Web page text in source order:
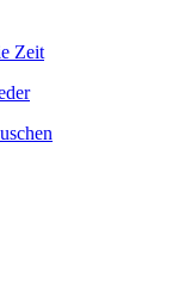
Zeit